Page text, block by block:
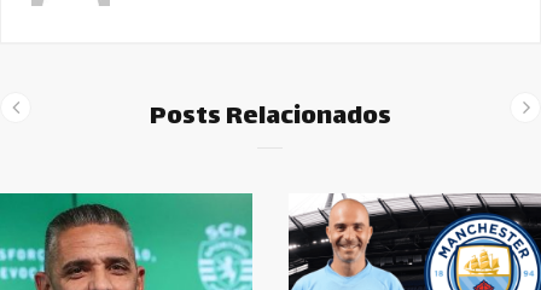
Posts Relacionados